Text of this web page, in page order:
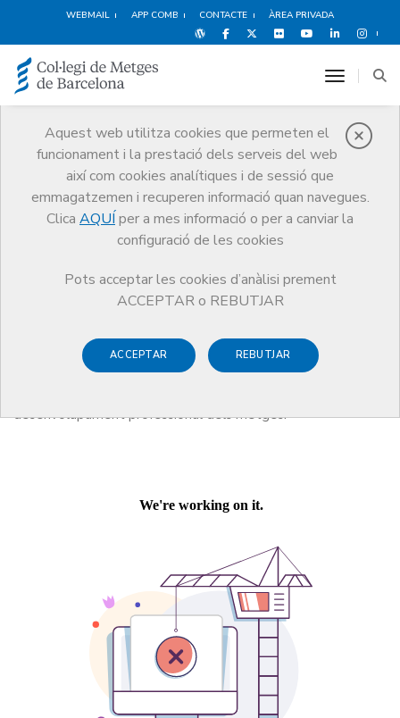
WEBMAIL APP COMB CONTACTE ÀREA PRIVADA
Aquest web utilitza cookies que permeten el
funcionament i la prestació dels serveis del web
així com cookies analítiques i de sessió que
emmagatzemen i recuperen informació quan navegues.
Clica AQUÍ per a mes informació o per a canviar la
configuració de les cookies
Pots acceptar les cookies d’anàlisi prement
ACCEPTAR o REBUTJAR
ACCEPTAR REBUTJAR
toggle
Publicacions
Publicacions Quaderns de la Bona Praxi
Quaderns de la Bona Praxi
Quaderns de la Bona Praxi (QBP)són guies de
pràctica clínica que promouen la bona praxi i la prevenció de
desenvolupament professional dels metges.